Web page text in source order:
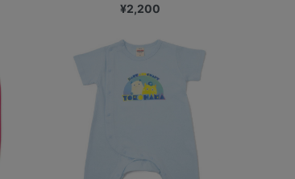
¥2,200